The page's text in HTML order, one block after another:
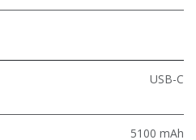
USB-C
5100 mAh